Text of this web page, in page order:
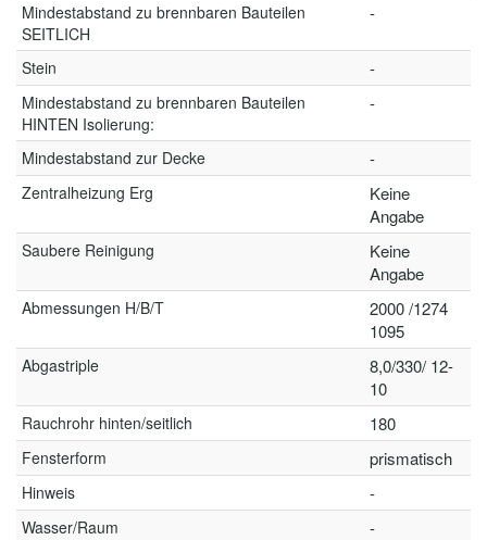
Mindestabstand zu brennbaren Bauteilen
SEITLICH
-
Stein -
Mindestabstand zu brennbaren Bauteilen
HINTEN Isolierung:
-
Mindestabstand zur Decke -
Zentralheizung Erg
Keine
Angabe
Saubere Reinigung
Keine
Angabe
Abmessungen H/B/T
2000 /1274
1095
Abgastriple
8,0/330/ 12-
10
Rauchrohr hinten/seitlich 180
Fensterform prismatisch
Hinweis -
Wasser/Raum -